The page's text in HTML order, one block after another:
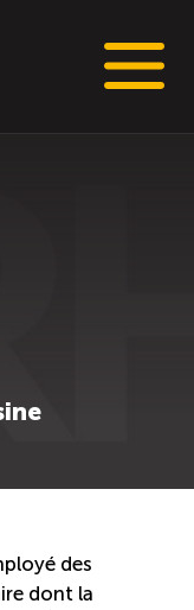
(IMT)
des
dont la